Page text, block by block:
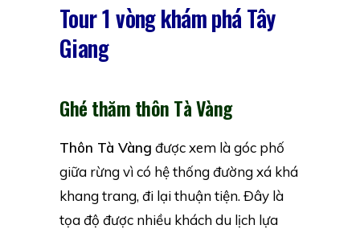
Tour 1 vòng khám phá Tây
Giang
Ghé thăm thôn Tà Vàng
Thôn Tà Vàng được xem là góc phố
giữa rừng vì có hệ thống đường xá khá
khang trang, đi lại thuận tiện. Đây là
tọa độ được nhiều khách du lịch lựa